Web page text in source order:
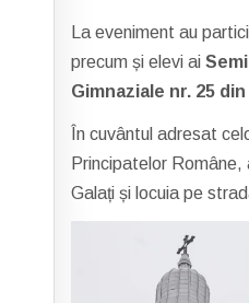
La eveniment au
precum și elevi ai
Gimnaziale nr. 25
În cuvântul adresat
Principatelor
Galați și locuia pe